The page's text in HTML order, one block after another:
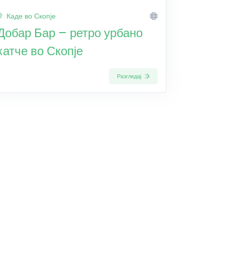
Каде во Скопје
Бар – ретро урбано
во Скопје
Разгледај